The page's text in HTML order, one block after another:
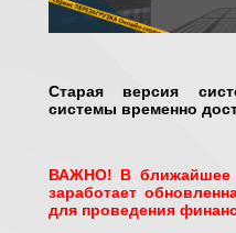
Старая версия
системы временно
ВАЖНО! В ближайшее
заработает
для проведения